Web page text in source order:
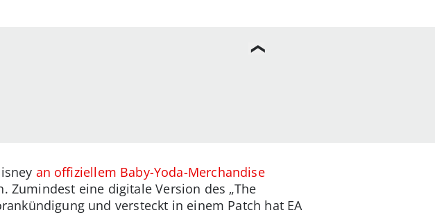
an offiziellem Baby-Yoda-Merchandise
Zumindest eine digitale Version des „The
und versteckt in einem Patch hat EA